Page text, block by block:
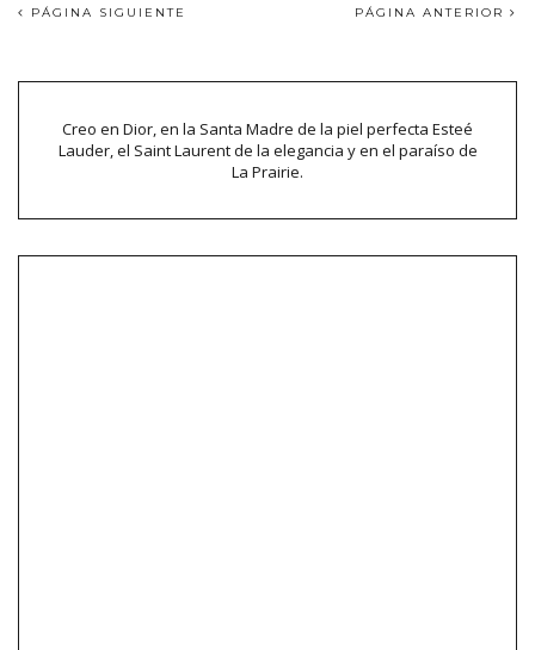
PÁGINA SIGUIENTE PÁGINA ANTERIOR
Creo en Dior, en la Santa Madre de la piel perfecta Esteé
Lauder, el Saint Laurent de la elegancia y en el paraíso de
La Prairie.